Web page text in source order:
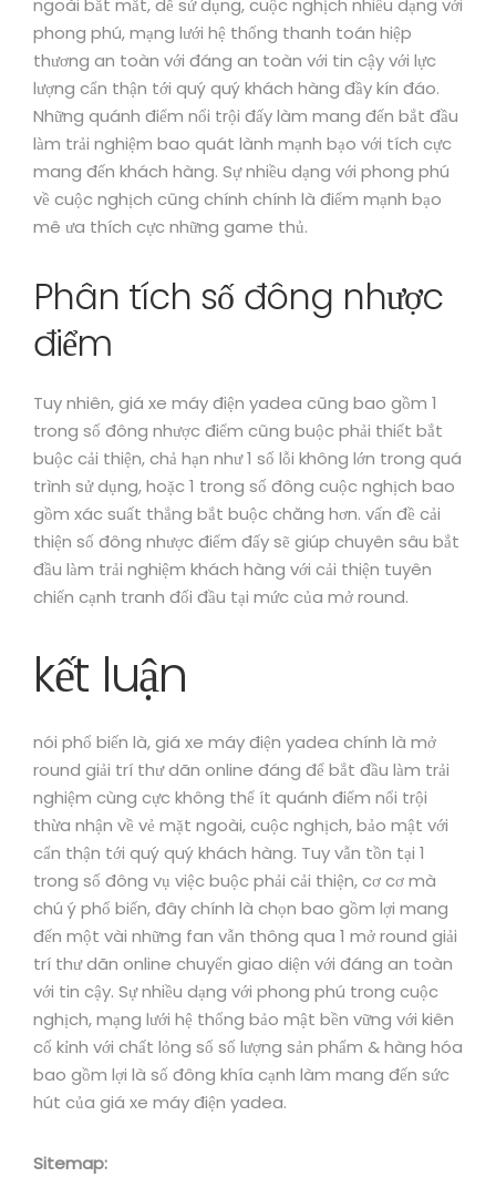
ngoài bắt mắt, dễ sử dụng, cuộc nghịch nhiều dạng với
phong phú, mạng lưới hệ thống thanh toán hiệp
thương an toàn với đáng an toàn với tin cậy với lực
lượng cẩn thận tới quý quý khách hàng đầy kín đáo.
Những quánh điểm nổi trội đấy làm mang đến bắt đầu
làm trải nghiệm bao quát lành mạnh bạo với tích cực
mang đến khách hàng. Sự nhiều dạng với phong phú
về cuộc nghịch cũng chính chính là điểm mạnh bạo
mê ưa thích cực những game thủ.
Phân tích số đông nhược
điểm
Tuy nhiên, giá xe máy điện yadea cũng bao gồm 1
trong số đông nhược điểm cũng buộc phải thiết bắt
buộc cải thiện, chả hạn như 1 số lỗi không lớn trong quá
trình sử dụng, hoặc 1 trong số đông cuộc nghịch bao
gồm xác suất thắng bắt buộc chăng hơn. vấn đề cải
thiện số đông nhược điểm đấy sẽ giúp chuyên sâu bắt
đầu làm trải nghiệm khách hàng với cải thiện tuyên
chiến cạnh tranh đối đầu tại mức của mở round.
kết luận
nói phổ biến là, giá xe máy điện yadea chính là mở
round giải trí thư dãn online đáng để bắt đầu làm trải
nghiệm cùng cực không thể ít quánh điểm nổi trội
thừa nhận về vẻ mặt ngoài, cuộc nghịch, bảo mật với
cẩn thận tới quý quý khách hàng. Tuy vẫn tồn tại 1
trong số đông vụ việc buộc phải cải thiện, cơ cơ mà
chú ý phổ biến, đây chính là chọn bao gồm lợi mang
đến một vài những fan vẫn thông qua 1 mở round giải
trí thư dãn online chuyển giao diện với đáng an toàn
với tin cậy. Sự nhiều dạng với phong phú trong cuộc
nghịch, mạng lưới hệ thống bảo mật bền vững với kiên
cố kỉnh với chất lỏng số số lượng sản phẩm & hàng hóa
bao gồm lợi là số đông khía cạnh làm mang đến sức
hút của giá xe máy điện yadea.
Sitemap: